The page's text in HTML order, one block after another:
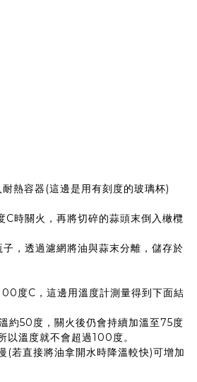
熱容器(這邊是用有刻度的玻璃杯)
C時關火，再將切碎的蒜頭末倒入橄欖
，透過濾網將油與蒜末分離，儲存於
度C，這邊用溫度計測量得到下面結
約50度，關火後仍會持續加溫至75度
以溫度就不會超過100度。
(若直接將油拿開水時降溫較快)可增加